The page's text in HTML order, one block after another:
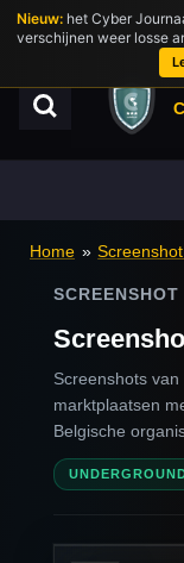
Ga
direct
hoofdinhoud
C
Home »
Screenshots
marktplaatsen
Belgische
Nieuw: het Cyber
verschijnen weer losse